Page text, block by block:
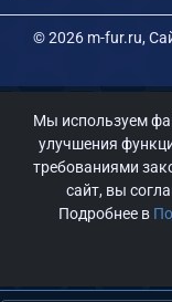
©2026 m-fur.ru,
Мы используем
улучшения
требованиями
сайт, вы
Подробнее в